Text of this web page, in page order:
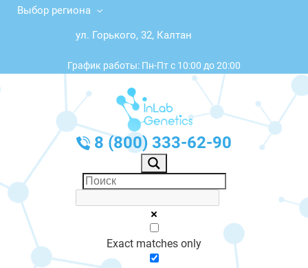
Выбор региона
ул. Горького, 32, Калтан
График работы: Пн-Пт с 10:00 до 20:00
8 (800) 333-62-90
Exact matches only